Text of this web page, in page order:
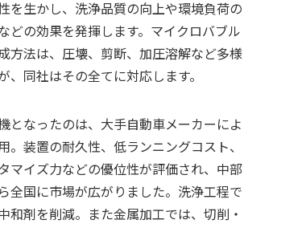
を生かし、洗浄品質の向上や環境負荷の
どの効果を発揮します。マイクロバブル
方法は、圧壊、剪断、加圧溶解など多様
、同社はその全てに対応します。
となったのは、大手自動車メーカーによ
。装置の耐久性、低ランニングコスト、
マイズ力などの優位性が評価され、中部
全国に市場が広がりました。洗浄工程で
剤を削減。また金属加工では、切削・